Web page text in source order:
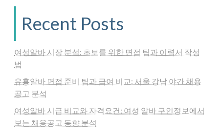
Recent Posts
여성알바 시장 분석: 초보를 위한 면접 팁과 이력서 작성
법
유흥알바 면접 준비 팁과 급여 비교: 서울 강남 야간 채용
공고 분석
여성알바 시급 비교와 자격요건: 여성 알바 구인정보에서
보는 채용공고 동향 분석